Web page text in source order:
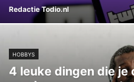
Redactie Todio.nl
HOBBYS
4 leuke dingen die je